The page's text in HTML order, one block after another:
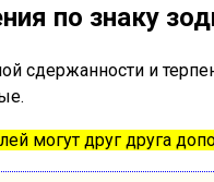
по знаку
сдержанности и
могут друг друга